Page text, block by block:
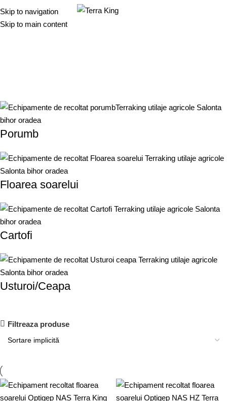
Skip to navigation
Skip to main content
Porumb
Floarea soarelui
Cartofi
Usturoi/Ceapa
Filtreaza produse